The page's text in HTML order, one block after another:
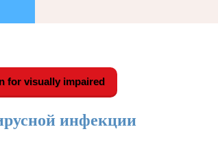
for visually impaired
инфекции